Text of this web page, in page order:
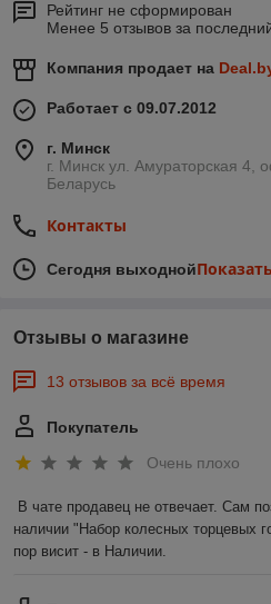
Рейтинг не сформирован
Менее 5 отзывов за
Компания продает на
Работает с 09.07.2012
г. Минск
г. Минск ул. Амураторская 4,
Беларусь
Контакты
Сегодня выходной
Отзывы о магазине
13 отзывов за всё время
Покупатель
Очень плохо
В чате продавец не отвечает. Сам
наличии "Набор колесных торцевых
пор висит - в Наличии.